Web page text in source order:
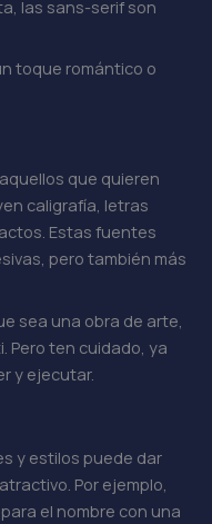
las sans-serif son
toque romántico o
que quieren
caligrafía, letras
Estas fuentes
pero también más
sea una obra de arte,
Pero ten cuidado, ya
y ejecutar.
y estilos puede dar
Por ejemplo,
el nombre con una